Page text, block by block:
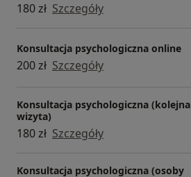
180 zł Szczegóły
Konsultacja psychologiczna online
200 zł Szczegóły
Konsultacja psychologiczna (kolejna
wizyta)
180 zł Szczegóły
Konsultacja psychologiczna (osoby